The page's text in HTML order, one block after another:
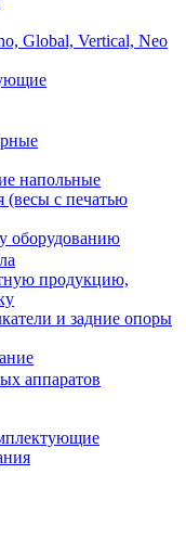
Global, Vertical, Neo
напольные
(весы с печатью
оборудованию
продукцию,
и задние опоры
аппаратов